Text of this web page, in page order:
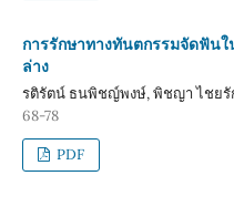
การรักษาทางทันตกรรมจัดฟัน
ล่าง
รติรัตน์ ธนพิชญ์พงษ์, พิชญา ไชยรั
68-78
PDF